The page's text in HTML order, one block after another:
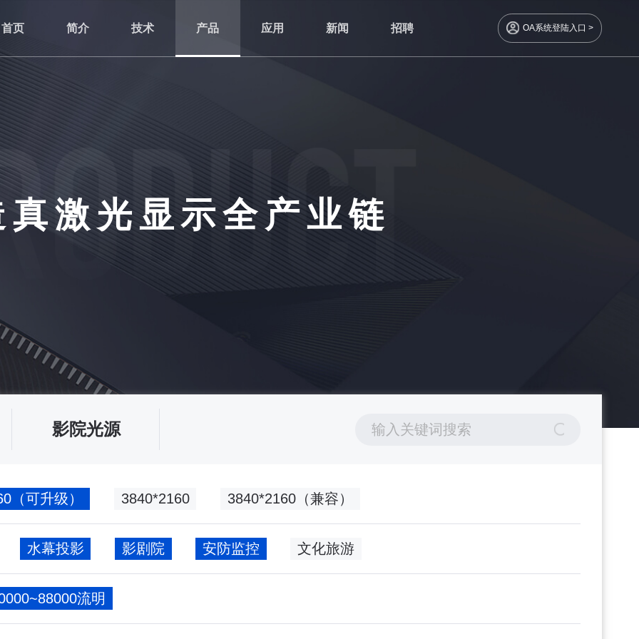
首页 简介 技术 产品 应用 新闻 招聘 OA系统登陆入口 >
真激光显示全产业链
影院光源
（可升级） 3840*2160 3840*2160（兼容）
水幕投影 影剧院 安防监控 文化旅游
流明